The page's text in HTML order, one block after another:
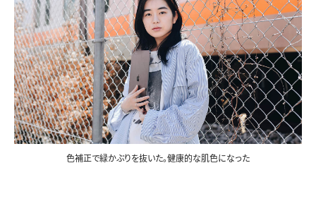
色補正で緑かぶりを抜いた。健康的な肌色になった